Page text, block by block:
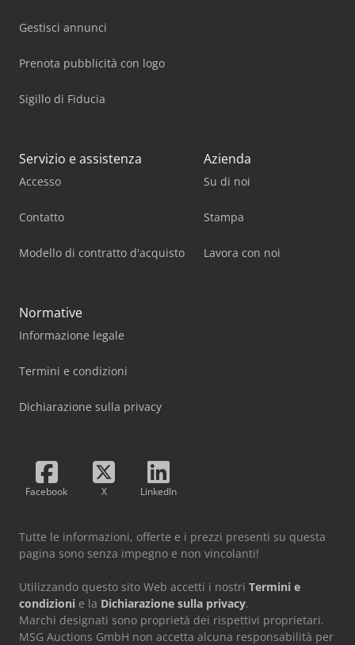
Gestisci annunci
Prenota pubblicità con logo
Sigillo di Fiducia
Servizio e assistenza
Accesso
Contatto
Modello di contratto d'acquisto
Azienda
Su di noi
Stampa
Lavora con noi
Normative
Informazione legale
Termini e condizioni
Dichiarazione sulla privacy
Facebook X LinkedIn
Tutte le informazioni, offerte e i prezzi presenti su questa
pagina sono senza impegno e non vincolanti!
Utilizzando questo sito Web accetti i nostri Termini e
condizioni e la Dichiarazione sulla privacy.
Marchi designati sono proprietà dei rispettivi proprietari.
MSG Auctions GmbH non accetta alcuna responsabilità per